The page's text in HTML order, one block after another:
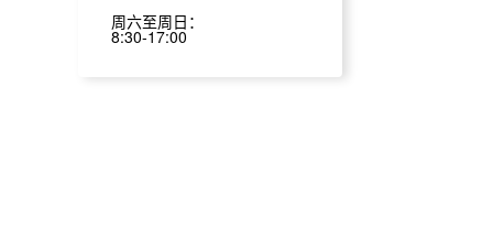
周六至周日：
8:30-17:00
4℃防爆血液冷藏箱
防爆空调-窗式空调
移动式小风量
防爆多联机内机
卡式
利勃防爆调温空调